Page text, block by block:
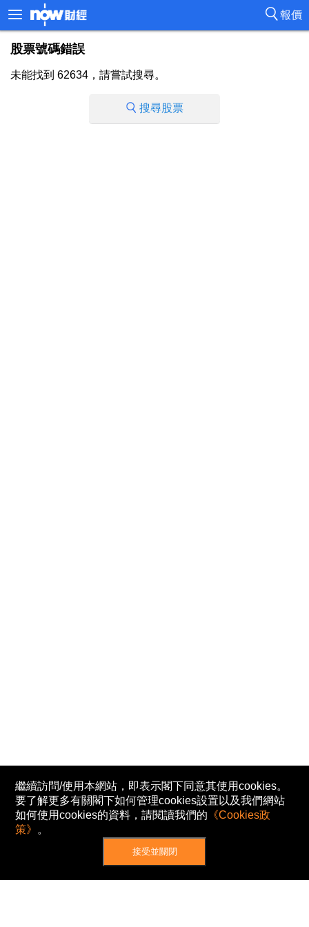
報價
股票號碼錯誤
未能找到 62634，請嘗試搜尋。
搜尋股票
繼續訪問/使用本網站，即表示閣下同意其使用cookies。
要了解更多有關閣下如何管理cookies設置以及我們網站
如何使用cookies的資料，請閱讀我們的 《Cookies政
策》 。
接受並關閉